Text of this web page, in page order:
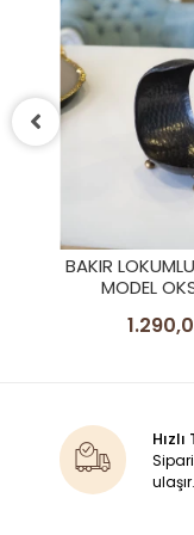
BAKIR ŞEKERLİK
(İKİ
ulaşır.